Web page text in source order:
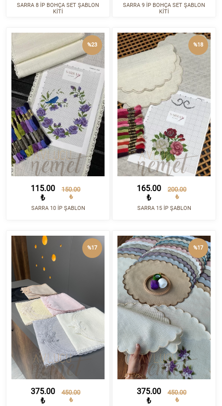
SARRA 8 İP BOHÇA SET ŞABLON
KİTİ
SARRA 9 İP BOHÇA SET ŞABLON
KİTİ
115.00
₺
150.00
₺
SARRA 10 İP ŞABLON
%23
165.00
₺
200.00
₺
SARRA 15 İP ŞABLON
%18
375.00
₺
450.00
₺
%17
375.00
₺
450.00
₺
%17